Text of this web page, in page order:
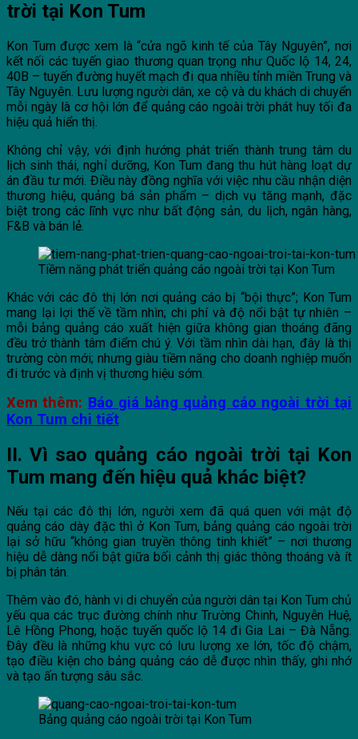
trời tại Kon Tum
Kon Tum được xem là “cửa ngõ kinh tế của Tây Nguyên”, nơi
kết nối các tuyến giao thương quan trọng như Quốc lộ 14, 24,
40B – tuyến đường huyết mạch đi qua nhiều tỉnh miền Trung và
Tây Nguyên. Lưu lượng người dân, xe cộ và du khách di chuyển
mỗi ngày là cơ hội lớn để quảng cáo ngoài trời phát huy tối đa
hiệu quả hiển thị.
Không chỉ vậy, với định hướng phát triển thành trung tâm du
lịch sinh thái, nghỉ dưỡng, Kon Tum đang thu hút hàng loạt dự
án đầu tư mới. Điều này đồng nghĩa với việc nhu cầu nhận diện
thương hiệu, quảng bá sản phẩm – dịch vụ tăng mạnh, đặc
biệt trong các lĩnh vực như bất động sản, du lịch, ngân hàng,
F&B và bán lẻ.
Tiềm năng phát triển quảng cáo ngoài trời tại Kon Tum
Khác với các đô thị lớn nơi quảng cáo bị “bội thực”; Kon Tum
mang lại lợi thế về tầm nhìn; chi phí và độ nổi bật tự nhiên –
mỗi bảng quảng cáo xuất hiện giữa không gian thoáng đãng
đều trở thành tâm điểm chú ý. Với tầm nhìn dài hạn, đây là thị
trường còn mới; nhưng giàu tiềm năng cho doanh nghiệp muốn
đi trước và định vị thương hiệu sớm.
Xem thêm: Báo giá bảng quảng cáo ngoài trời tại
Kon Tum chi tiết
II. Vì sao quảng cáo ngoài trời tại Kon
Tum mang đến hiệu quả khác biệt?
Nếu tại các đô thị lớn, người xem đã quá quen với mật độ
quảng cáo dày đặc thì ở Kon Tum, bảng quảng cáo ngoài trời
lại sở hữu “không gian truyền thông tinh khiết” – nơi thương
hiệu dễ dàng nổi bật giữa bối cảnh thị giác thông thoáng và ít
bị phân tán.
Thêm vào đó, hành vi di chuyển của người dân tại Kon Tum chủ
yếu qua các trục đường chính như Trường Chinh, Nguyễn Huệ,
Lê Hồng Phong, hoặc tuyến quốc lộ 14 đi Gia Lai – Đà Nẵng.
Đây đều là những khu vực có lưu lượng xe lớn, tốc độ chậm,
tạo điều kiện cho bảng quảng cáo dễ được nhìn thấy, ghi nhớ
và tạo ấn tượng sâu sắc.
Bảng quảng cáo ngoài trời tại Kon Tum